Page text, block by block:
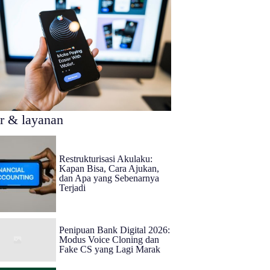
& layanan
Restrukturisasi Akulaku:
Kapan Bisa, Cara Ajukan,
dan Apa yang Sebenarnya
Terjadi
Penipuan Bank Digital 2026:
Modus Voice Cloning dan
Fake CS yang Lagi Marak